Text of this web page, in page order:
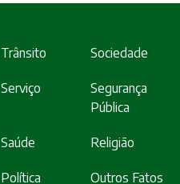
Trânsito Sociedade
Serviço
Segurança
Pública
Saúde Religião
Política Outros Fatos